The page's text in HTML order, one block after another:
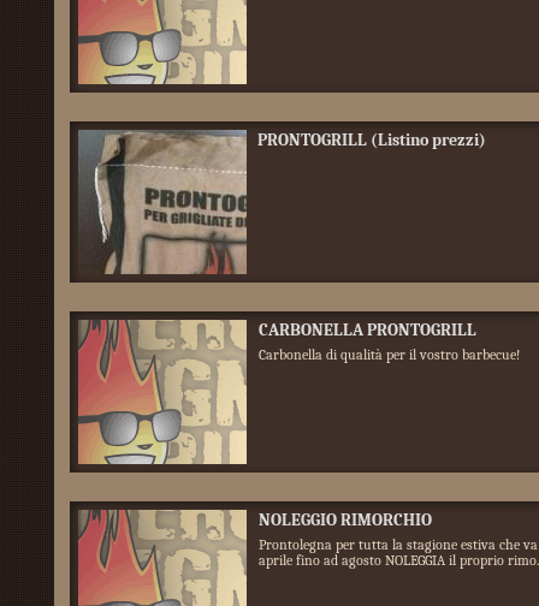
PRONTOGRILL (Listino prezzi)
CARBONELLA PRONTOGRILL
Carbonella di qualità per il vostro barbecue!
NOLEGGIO RIMORCHIO
Prontolegna per tutta la stagione estiva che
aprile fino ad agosto NOLEGGIA il proprio